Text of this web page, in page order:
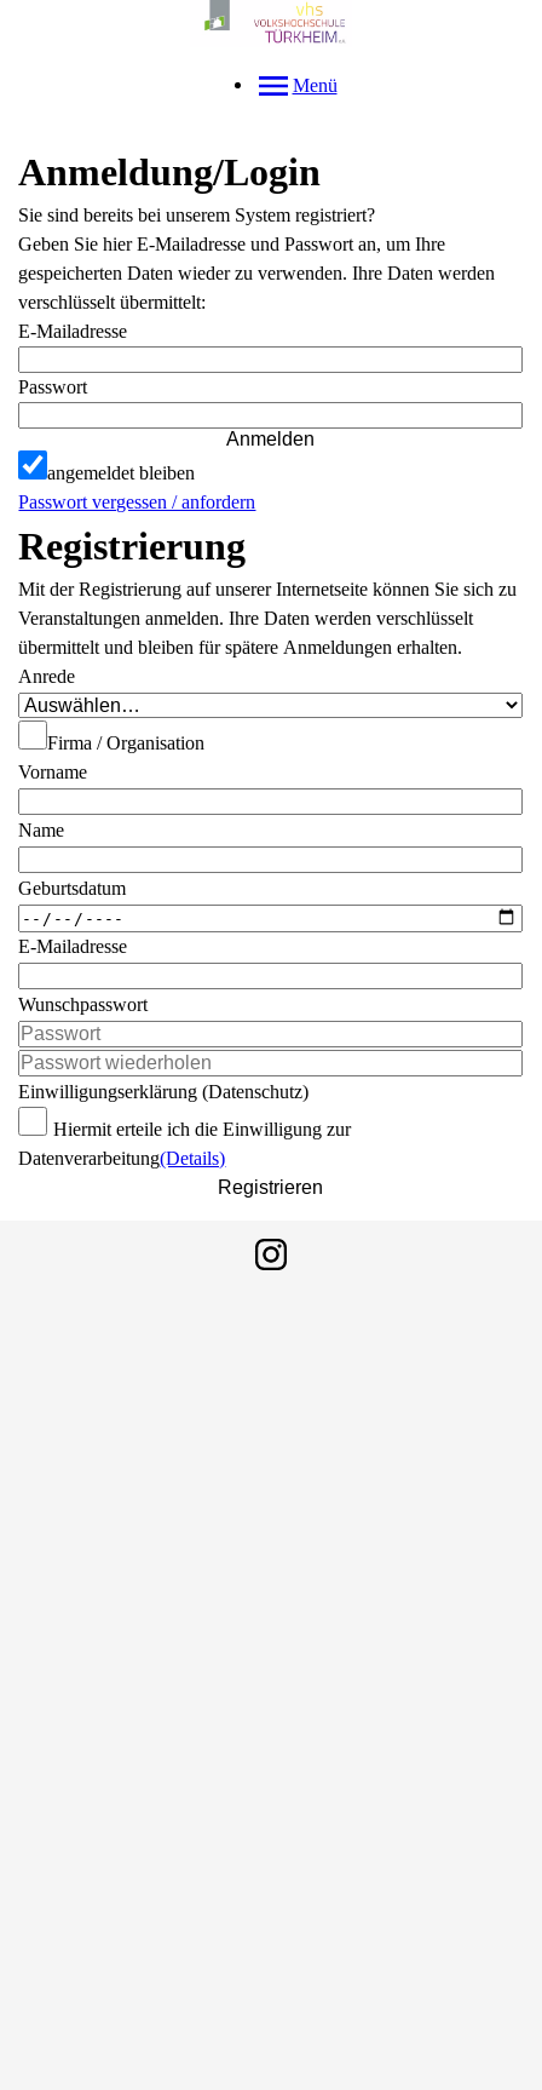
Menü
Anmeldung/Login
Sie sind bereits bei unserem System registriert?
Geben Sie hier E-Mailadresse und Passwort an, um Ihre
gespeicherten Daten wieder zu verwenden. Ihre Daten werden
verschlüsselt übermittelt:
E-Mailadresse
Passwort
Anmelden
angemeldet bleiben
Passwort vergessen / anfordern
Registrierung
Mit der Registrierung auf unserer Internetseite können Sie sich zu
Veranstaltungen anmelden. Ihre Daten werden verschlüsselt
übermittelt und bleiben für spätere Anmeldungen erhalten.
Anrede
Firma / Organisation
Vorname
Name
Geburtsdatum
E-Mailadresse
Wunschpasswort
Einwilligungserklärung (Datenschutz)
Hiermit erteile ich die Einwilligung zur
Datenverarbeitung(Details)
Registrieren